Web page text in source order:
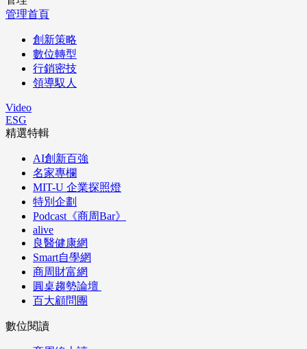
管理首頁
創新策略
數位轉型
行銷密技
領導馭人
Video
ESG
精選特輯
AI創新百強
名家專欄
MIT-U 企業探照燈
特別企劃
Podcast《商周Bar》
alive
良醫健康網
Smart自學網
商周財富網
圓桌趨勢論壇
百大顧問團
數位閱讀